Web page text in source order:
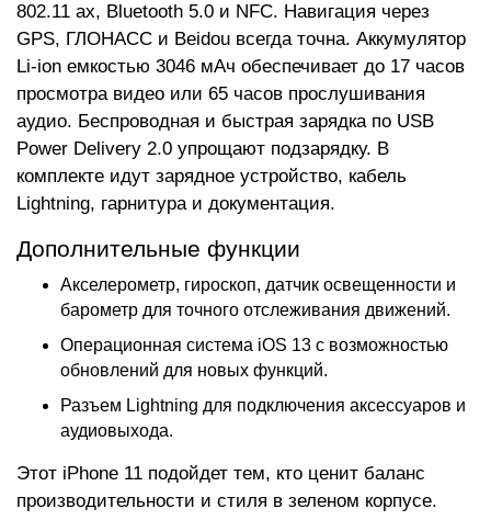
802.11 ax, Bluetooth 5.0 и NFC. Навигация через
GPS, ГЛОНАСС и Beidou всегда точна. Аккумулятор
Li-ion емкостью 3046 мАч обеспечивает до 17 часов
просмотра видео или 65 часов прослушивания
аудио. Беспроводная и быстрая зарядка по USB
Power Delivery 2.0 упрощают подзарядку. В
комплекте идут зарядное устройство, кабель
Lightning, гарнитура и документация.
Дополнительные функции
Акселерометр, гироскоп, датчик освещенности и
барометр для точного отслеживания движений.
Операционная система iOS 13 с возможностью
обновлений для новых функций.
Разъем Lightning для подключения аксессуаров и
аудиовыхода.
Этот iPhone 11 подойдет тем, кто ценит баланс
производительности и стиля в зеленом корпусе.